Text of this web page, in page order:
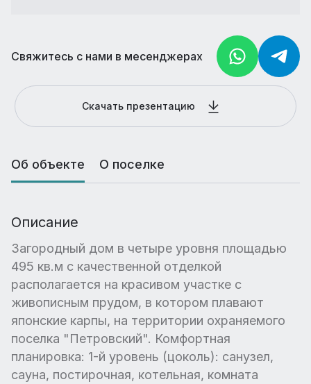
Свяжитесь с нами в месенджерах
Скачать презентацию
Об объекте О поселке
Описание
Загородный дом в четыре уровня площадью
495 кв.м с качественной отделкой
располагается на красивом участке с
живописным прудом, в котором плавают
японские карпы, на территории охраняемого
поселка "Петровский". Комфортная
планировка: 1-й уровень (цоколь): санузел,
сауна, постирочная, котельная, комната